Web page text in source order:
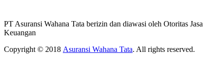
PT Asuransi Wahana Tata berizin dan diawasi oleh Otoritas Jasa
Keuangan
Copyright © 2018 Asuransi Wahana Tata. All rights reserved.